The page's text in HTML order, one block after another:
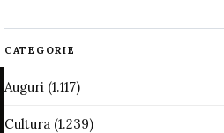
CATEGORIE
Auguri(1.117)
Cultura(1.239)